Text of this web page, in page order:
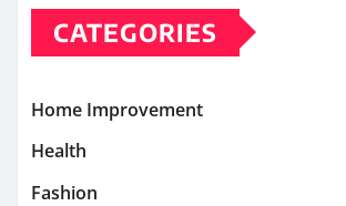
CATEGORIES
Home Improvement
Health
Fashion